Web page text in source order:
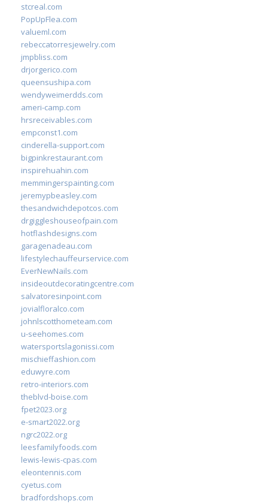
stcreal.com
PopUpFlea.com
valueml.com
rebeccatorresjewelry.com
jmpbliss.com
drjorgerico.com
queensushipa.com
wendyweimerdds.com
ameri-camp.com
hrsreceivables.com
empconst1.com
cinderella-support.com
bigpinkrestaurant.com
inspirehuahin.com
memmingerspainting.com
jeremypbeasley.com
thesandwichdepotcos.com
drgiggleshouseofpain.com
hotflashdesigns.com
garagenadeau.com
lifestylechauffeurservice.com
EverNewNails.com
insideoutdecoratingcentre.com
salvatoresinpoint.com
jovialfloralco.com
johnlscotthometeam.com
u-seehomes.com
watersportslagonissi.com
mischieffashion.com
eduwyre.com
retro-interiors.com
theblvd-boise.com
fpet2023.org
e-smart2022.org
ngrc2022.org
leesfamilyfoods.com
lewis-lewis-cpas.com
eleontennis.com
cyetus.com
bradfordshops.com